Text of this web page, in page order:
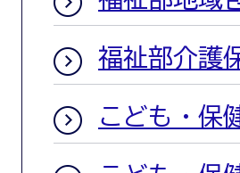
福祉部介護
こども・保